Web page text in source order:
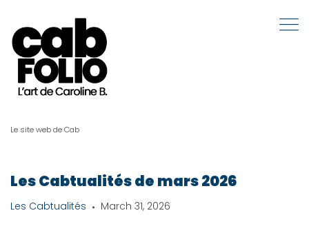
Le site web de Cab
Les Cabtualités de mars 2026
Les Cabtualités March 31, 2026